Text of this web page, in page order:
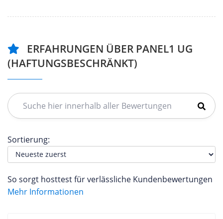
ERFAHRUNGEN ÜBER PANEL1 UG
(HAFTUNGSBESCHRÄNKT)
Sortierung:
So sorgt hosttest für verlässliche Kundenbewertungen
Mehr Informationen